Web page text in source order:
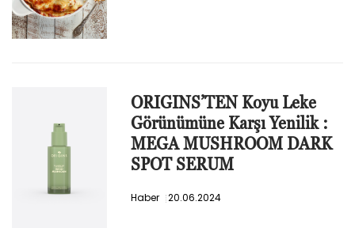
ORIGINS’TEN Koyu Leke
Görünümüne Karşı Yenilik :
MEGA MUSHROOM DARK
SPOT SERUM
Haber 20.06.2024